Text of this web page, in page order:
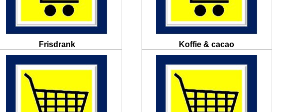
Frisdrank Koffie & cacao